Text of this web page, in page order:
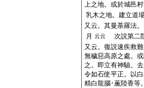
上之地。或於城邑
乳木之地。建立道
又云。其曼荼羅法
月 云云
次説第二
又云。復説速疾救
無穢惡高原之處。
之。即立有神驗。
令如石使平正。以
精白龍腦･薫陸香等